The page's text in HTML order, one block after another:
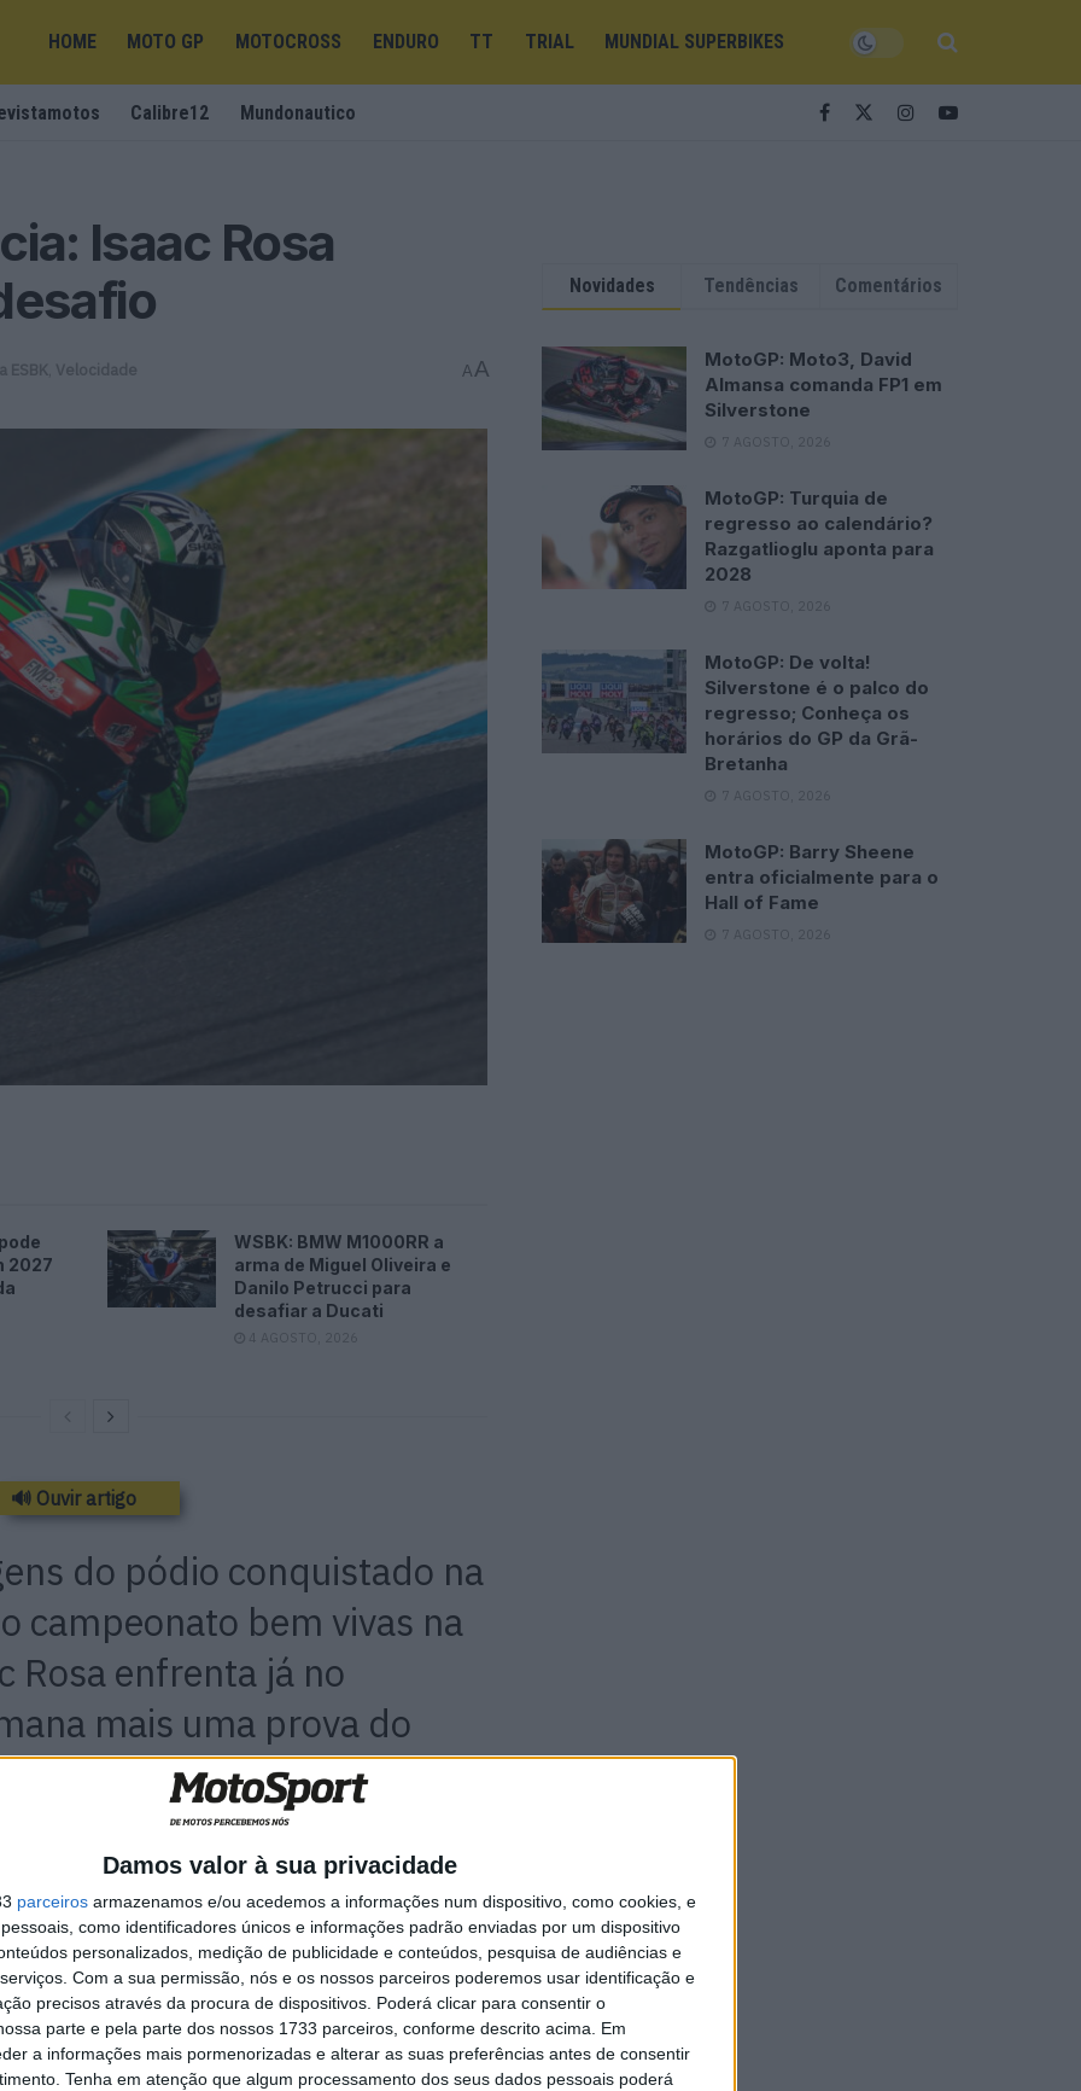
Damos valor à sua privacidade
parceiros armazenamos e/ou acedemos a informações num dispositivo, como cookies, e
como identificadores únicos e informações padrão enviadas por um dispositivo
personalizados, medição de publicidade e conteúdos, pesquisa de audiências e
Com a sua permissão, nós e os nossos parceiros poderemos usar identificação e
precisos através da procura de dispositivos. Poderá clicar para consentir o
parte e pela parte dos nossos 1733 parceiros, conforme descrito acima. Em
a informações mais pormenorizadas e alterar as suas preferências antes de consentir
Tenha em atenção que algum processamento dos seus dados pessoais poderá
HOME MOTO GP MOTOCROSS ENDURO TT TRIAL MUNDIAL SUPERBIKES
Calibre12 Mundonautico
Isaac Rosa
ESBK Velocidade AA
2027
WSBK: BMW M1000RR a
arma de Miguel Oliveira e
Danilo Petrucci para
desafiar a Ducati
4 AGOSTO, 2026
🔊 Ouvir artigo
do pódio conquistado na
campeonato bem vivas na
Rosa enfrenta já no
mais uma prova do
seus circuitos preferidos, o Ricardo Tormo em
do campeonato espanhol, o ESBK, que fecha o
Jerez de La Frontera.
ir participar na penúltima prova do
(ESBK), em Valência no circuito
que já conheço e que gosto
a evolução feita até aqui e
Novidades Tendências Comentários
MotoGP: Moto3, David
Almansa comanda FP1 em
Silverstone
7 AGOSTO, 2026
MotoGP: Turquia de
regresso ao calendário?
Razgatlioglu aponta para
2028
7 AGOSTO, 2026
MotoGP: De volta!
Silverstone é o palco do
regresso; Conheça os
horários do GP da Grã-
Bretanha
7 AGOSTO, 2026
MotoGP: Barry Sheene
entra oficialmente para o
Hall of Fame
7 AGOSTO, 2026